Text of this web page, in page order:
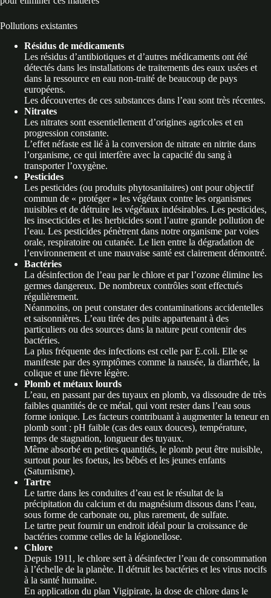
Pollutions existantes
Résidus de médicaments
Les résidus d’antibiotiques et d’autres médicaments ont été
détectés dans les installations de traitements des eaux usées et
dans la ressource en eau non-traité de beaucoup de pays
européens.
Les découvertes de ces substances dans l’eau sont très récentes.
Nitrates
Les nitrates sont essentiellement d’origines agricoles et en
progression constante.
L’effet néfaste est lié à la conversion de nitrate en nitrite dans
l’organisme, ce qui interfère avec la capacité du sang à
transporter l’oxygène.
Pesticides
Les pesticides (ou produits phytosanitaires) ont pour objectif
commun de « protéger » les végétaux contre les organismes
nuisibles et de détruire les végétaux indésirables. Les pesticides,
les insecticides et les herbicides sont l’autre grande pollution de
l’eau. Les pesticides pénètrent dans notre organisme par voies
orale, respiratoire ou cutanée. Le lien entre la dégradation de
l’environnement et une mauvaise santé est clairement démontré.
Bactéries
La désinfection de l’eau par le chlore et par l’ozone élimine les
germes dangereux. De nombreux contrôles sont effectués
régulièrement.
Néanmoins, on peut constater des contaminations accidentelles
et saisonnières. L’eau tirée des puits appartenant à des
particuliers ou des sources dans la nature peut contenir des
bactéries.
La plus fréquente des infections est celle par E.coli. Elle se
manifeste par des symptômes comme la nausée, la diarrhée, la
colique et une fièvre légère.
Plomb et métaux lourds
L’eau, en passant par des tuyaux en plomb, va dissoudre de très
faibles quantités de ce métal, qui vont rester dans l’eau sous
forme ionique. Les facteurs contribuant à augmenter la teneur en
plomb sont : pH faible (cas des eaux douces), température,
temps de stagnation, longueur des tuyaux.
Même absorbé en petites quantités, le plomb peut être nuisible,
surtout pour les foetus, les bébés et les jeunes enfants
(Saturnisme).
Tartre
Le tartre dans les conduites d’eau est le résultat de la
précipitation du calcium et du magnésium dissous dans l’eau,
sous forme de carbonate ou, plus rarement, de sulfate.
Le tartre peut fournir un endroit idéal pour la croissance de
bactéries comme celles de la légionellose.
Chlore
Depuis 1911, le chlore sert à désinfecter l’eau de consommation
à l’échelle de la planète. Il détruit les bactéries et les virus nocifs
à la santé humaine.
En application du plan Vigipirate, la dose de chlore dans le